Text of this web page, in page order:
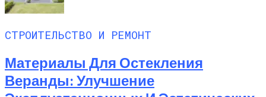
СТРОИТЕЛЬСТВО И РЕМОНТ
Материалы Для Остекления
Веранды: Улучшение